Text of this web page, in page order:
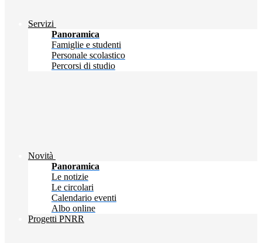
Servizi
Panoramica
Famiglie e studenti
Personale scolastico
Percorsi di studio
Novità
Panoramica
Le notizie
Le circolari
Calendario eventi
Albo online
Progetti PNRR